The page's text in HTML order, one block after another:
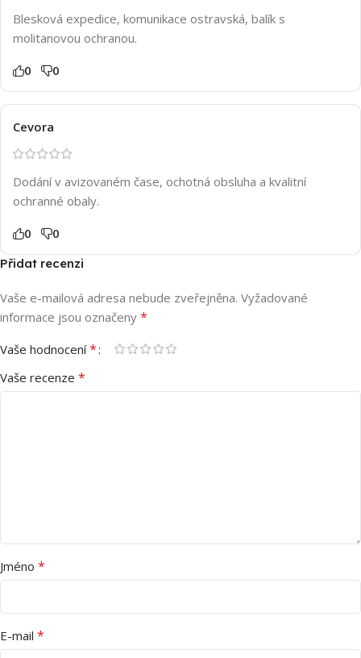
Blesková expedice, komunikace ostravská, balík s
molitanovou ochranou.
0 0
Cevora
Dodání v avizovaném čase, ochotná obsluha a kvalitní
ochranné obaly.
0 0
Přidat recenzi
Vaše e-mailová adresa nebude zveřejněna. Vyžadované
informace jsou označeny *
Vaše hodnocení*
Vaše recenze *
Jméno *
E-mail *